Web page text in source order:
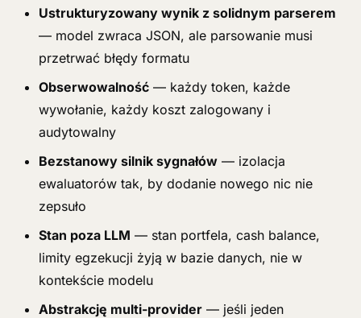
Ustrukturyzowany wynik z solidnym parserem
— model zwraca JSON, ale parsowanie musi
przetrwać błędy formatu
Obserwowalność — każdy token, każde
wywołanie, każdy koszt zalogowany i
audytowalny
Bezstanowy silnik sygnałów — izolacja
ewaluatorów tak, by dodanie nowego nic nie
zepsuło
Stan poza LLM — stan portfela, cash balance,
limity egzekucji żyją w bazie danych, nie w
kontekście modelu
Abstrakcję multi-provider — jeśli jeden